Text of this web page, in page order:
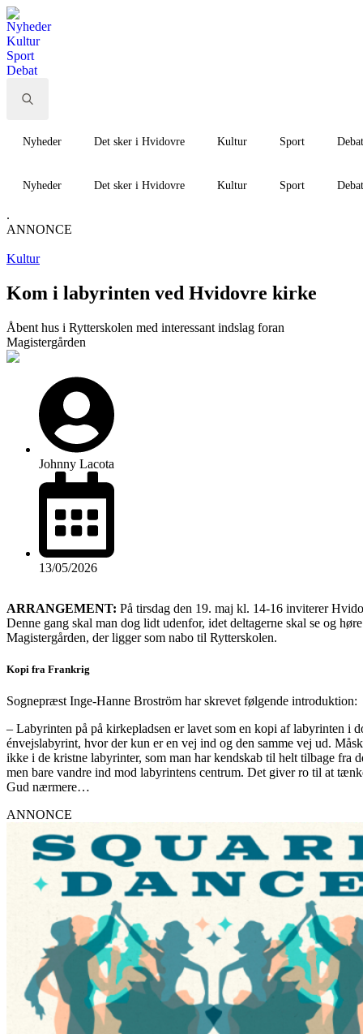
Nyheder
Kultur
Sport
Debat
for:Nyheder Det sker i Hvidovre Kultur Sport Debat
Nyheder Det sker i Hvidovre Kultur Sport Debat
.
ANNONCE
Kultur
Kom i labyrinten ved Hvidovre kirke
Åbent hus i Rytterskolen med interessant indslag foran
Magistergården
Johnny Lacota
13/05/2026
ARRANGEMENT: På tirsdag den 19. maj kl. 14-16 inviterer
Denne gang skal man dog lidt udenfor, idet deltagerne skal se og
Magistergården, der ligger som nabo til Rytterskolen.
Kopi fra Frankrig
Sognepræst Inge-Hanne Broström har skrevet følgende introduktion:
– Labyrinten på på kirkepladsen er lavet som en kopi af labyrinten i
énvejslabyrint, hvor der kun er en vej ind og den samme vej ud.
ikke i de kristne labyrinter, som man har kendskab til helt tilbage
men bare vandre ind mod labyrintens centrum. Det giver ro til at
Gud nærmere…
ANNONCE